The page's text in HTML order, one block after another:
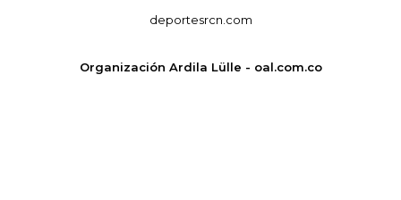
deportesrcn.com
Organización Ardila Lülle - oal.com.co